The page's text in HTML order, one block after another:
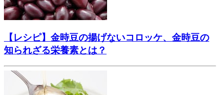
【レシピ】金時豆の揚げないコロッケ、金時豆の
知られざる栄養素とは？